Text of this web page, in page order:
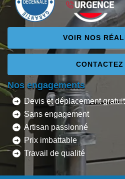
VOIR NOS
CONTACTEZ
Nos engagements
Devis et déplacement
Sans engagement
Artisan passionné
Prix imbattable
Travail de qualité